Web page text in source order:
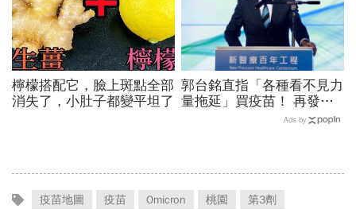
檸檬搭配它，臉上斑點全部
消失了，小肚子都變平坦了
郭台銘直指「各種看不見力
量拖延」買疫苗！ 再發千
字文、求見蔡英文 總統府
Ads by
疫苗地圖 疫苗 Omicron 桃園 第3劑